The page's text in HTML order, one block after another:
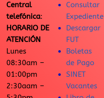
Central
telefónica:
HORARIO DE
ATENCIÓN
Lunes
08:30am –
01:00pm
2:30aam –
Consultar
Expediente
Descargar
FUT
Boletas
de Pago
SINET
Vacantes